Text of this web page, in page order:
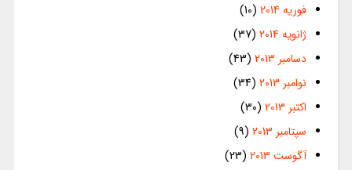
فوریه 2014
(10)
ژانویه 2014
(37)
دسامبر 2013
(43)
نوامبر 2013
(34)
اکتبر 2013
(30)
سپتامبر 2013
(9)
آگوست 2013
(23)